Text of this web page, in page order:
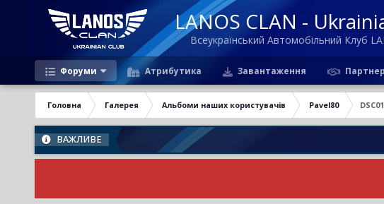
LANOS CLAN -
Всеукраїнський Автомобільний Клуб
Форуми Атрибутика Завантаження
Головна Галерея Альбоми наших користувачів Pavel80
ВАЖЛИВЕ